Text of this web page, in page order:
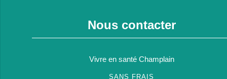
Nous contacter
Vivre en santé Champlain
SANS FRAIS